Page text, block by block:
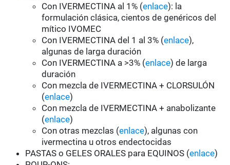
Con IVERMECTINA al 1% (enlace): la
formulación clásica, cientos de genéricos del
mítico IVOMEC
Con IVERMECTINA del 1 al 3% (enlace),
algunas de larga duración
Con IVERMECTINA a >3% (enlace) de larga
duración
Con mezcla de IVERMECTINA + CLORSULÓN
(enlace)
Con mezcla de IVERMECTINA + anabolizante
(enlace)
Con otras mezclas (enlace), algunas con
ivermectina u otros endectocidas
PASTAS o GELES ORALES para EQUINOS (enlace)